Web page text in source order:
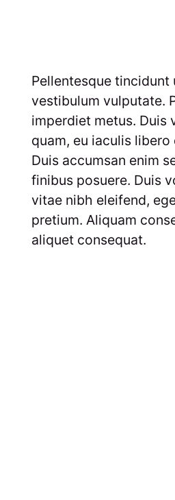
Pellentesque tincidunt
vestibulum vulputate.
imperdiet metus. Duis
quam, eu iaculis
Duis accumsan enim
finibus posuere. Duis
vitae nibh eleifend,
pretium. Aliquam
aliquet consequat.